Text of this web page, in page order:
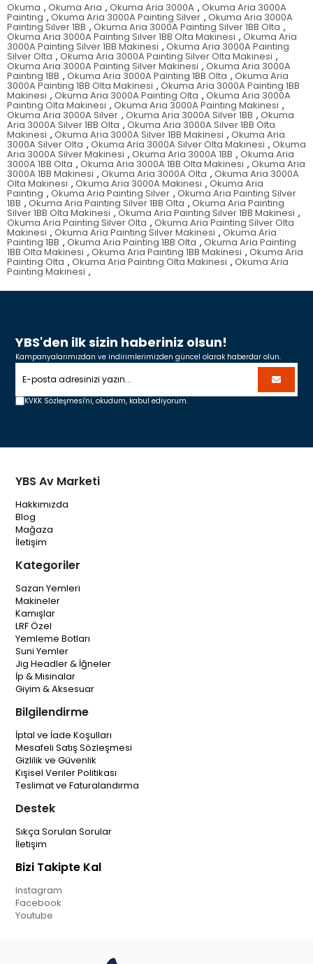
Okuma , Okuma Aria , Okuma Aria 3000A , Okuma Aria 3000A
Painting , Okuma Aria 3000A Painting Silver , Okuma Aria 3000A
Painting Silver 1BB , Okuma Aria 3000A Painting Silver 1BB Olta ,
Okuma Aria 3000A Painting Silver 1BB Olta Makinesi , Okuma Aria
3000A Painting Silver 1BB Makinesi , Okuma Aria 3000A Painting
Silver Olta , Okuma Aria 3000A Painting Silver Olta Makinesi ,
Okuma Aria 3000A Painting Silver Makinesi , Okuma Aria 3000A
Painting 1BB , Okuma Aria 3000A Painting 1BB Olta , Okuma Aria
3000A Painting 1BB Olta Makinesi , Okuma Aria 3000A Painting 1BB
Makinesi , Okuma Aria 3000A Painting Olta , Okuma Aria 3000A
Painting Olta Makinesi , Okuma Aria 3000A Painting Makinesi ,
Okuma Aria 3000A Silver , Okuma Aria 3000A Silver 1BB , Okuma
Aria 3000A Silver 1BB Olta , Okuma Aria 3000A Silver 1BB Olta
Makinesi , Okuma Aria 3000A Silver 1BB Makinesi , Okuma Aria
3000A Silver Olta , Okuma Aria 3000A Silver Olta Makinesi , Okuma
Aria 3000A Silver Makinesi , Okuma Aria 3000A 1BB , Okuma Aria
3000A 1BB Olta , Okuma Aria 3000A 1BB Olta Makinesi , Okuma Aria
3000A 1BB Makinesi , Okuma Aria 3000A Olta , Okuma Aria 3000A
Olta Makinesi , Okuma Aria 3000A Makinesi , Okuma Aria
Painting , Okuma Aria Painting Silver , Okuma Aria Painting Silver
1BB , Okuma Aria Painting Silver 1BB Olta , Okuma Aria Painting
Silver 1BB Olta Makinesi , Okuma Aria Painting Silver 1BB Makinesi ,
Okuma Aria Painting Silver Olta , Okuma Aria Painting Silver Olta
Makinesi , Okuma Aria Painting Silver Makinesi , Okuma Aria
Painting 1BB , Okuma Aria Painting 1BB Olta , Okuma Aria Painting
1BB Olta Makinesi , Okuma Aria Painting 1BB Makinesi , Okuma Aria
Painting Olta , Okuma Aria Painting Olta Makinesi , Okuma Aria
Painting Makinesi ,
YBS'den ilk sizin haberiniz olsun!
Kampanyalarımızdan ve indirimlerimizden güncel olarak haberdar olun.
KVKK Sözleşmesi'ni, okudum, kabul ediyorum.
YBS Av Marketi
Hakkımızda
Blog
Mağaza
İletişim
Kategoriler
Sazan Yemleri
Makineler
Kamışlar
LRF Özel
Yemleme Botları
Suni Yemler
Jig Headler & İğneler
İp & Misinalar
Giyim & Aksesuar
Bilgilendirme
İptal ve İade Koşulları
Mesafeli Satış Sözleşmesi
Gizlilik ve Güvenlik
Kişisel Veriler Politikası
Teslimat ve Faturalandırma
Destek
Sıkça Sorulan Sorular
İletişim
Bizi Takipte Kal
Instagram
Facebook
Youtube